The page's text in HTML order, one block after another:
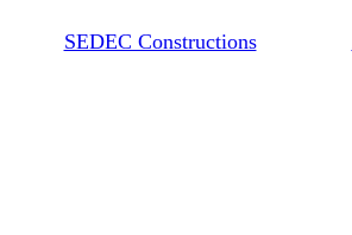
SEDEC Constructions27 juin 2023